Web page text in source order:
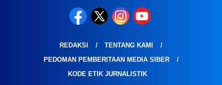
REDAKSI
TENTANG KAMI
PEDOMAN PEMBERITAAN MEDIA SIBER
KODE ETIK JURNALISTIK